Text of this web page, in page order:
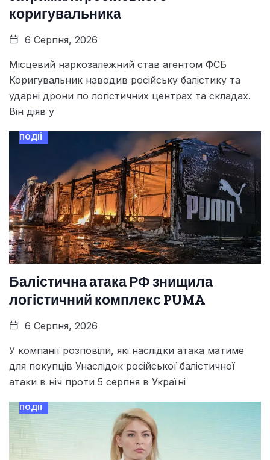
коригувальника
6 Серпня, 2026
Місцевий наркозалежний став агентом ФСБ
Коригувальник наводив російську балістику та
ударні дрони по логістичних центрах та складах.
Він діяв у
ПОДІЇ
Балістична атака РФ знищила
логістичний комплекс PUMA
6 Серпня, 2026
У компанії розповіли, які наслідки атака матиме
для покупців Унаслідок російської балістичної
атаки в ніч проти 5 серпня в Україні
ПОДІЇ